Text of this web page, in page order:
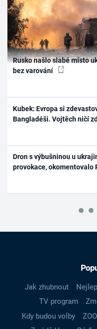
Rusko našlo slabé místo
bez varování
Kubek: Evropa si
Bangladéši. Vojtěch ničí
Dron s výbušninou u
provokace, okomentovalo
Jak zhubnout
TV program
Kdy budou volby